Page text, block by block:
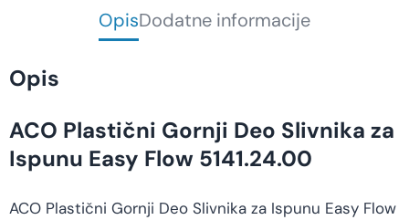
OpisDodatne informacije
Opis
ACO Plastični Gornji Deo Slivnika za
Ispunu Easy Flow 5141.24.00
ACO Plastični Gornji Deo Slivnika za Ispunu Easy Flow